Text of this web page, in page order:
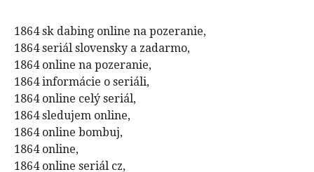
1864 sk dabing online na pozeranie,
1864 seriál slovensky a zadarmo,
1864 online na pozeranie,
1864 informácie o seriáli,
1864 online celý seriál,
1864 sledujem online,
1864 online bombuj,
1864 online,
1864 online seriál cz,